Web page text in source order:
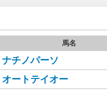
馬名
ナチノパーソ
オートテイオー